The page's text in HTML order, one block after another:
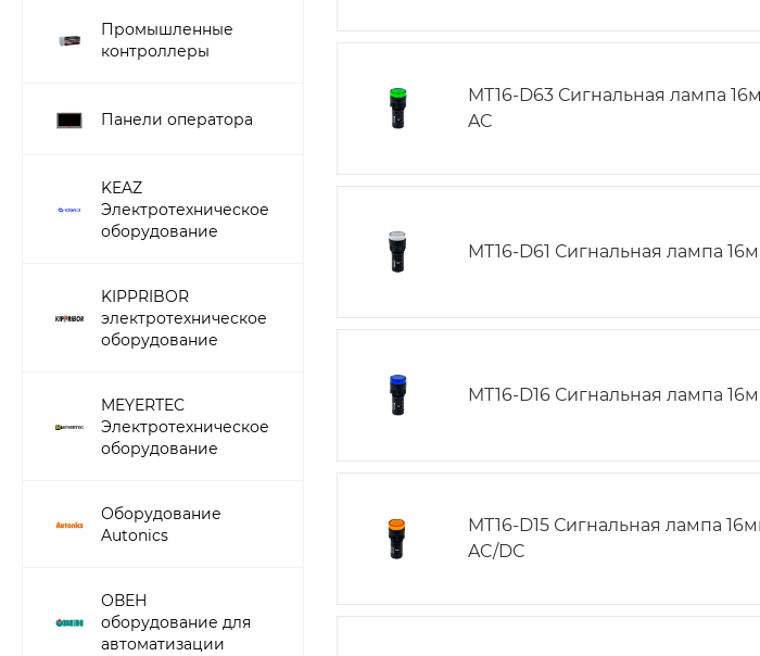
Промышленные
контроллеры
Панели оператора
KEAZ
Электротехническое
оборудование
KIPPRIBOR
электротехническое
оборудование
MEYERTEC
Электротехническое
оборудование
Оборудование
Autonics
ОВЕН
оборудование для
автоматизации
MT16-D63 Сигнальная лампа
AC
MT16-D61 Сигнальная лампа
MT16-D16 Сигнальная лампа
MT16-D15 Сигнальная лампа
AC/DC